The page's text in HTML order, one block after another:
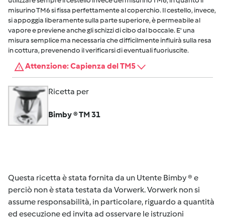
misurino TM6 si fissa perfettamente al coperchio. Il cestello, invece,
si appoggia liberamente sulla parte superiore, è permeabile al
vapore e previene anche gli schizzi di cibo dal boccale. E' una
misura semplice ma necessaria che difficilmente influirà sulla resa
in cottura, prevenendo il verificarsi di eventuali fuoriuscite.
Attenzione: Capienza del TM5
Ricetta per
Bimby ® TM 31
Questa ricetta è stata fornita da un Utente Bimby ® e
perciò non è stata testata da Vorwerk. Vorwerk non si
assume responsabilità, in particolare, riguardo a quantità
ed esecuzione ed invita ad osservare le istruzioni